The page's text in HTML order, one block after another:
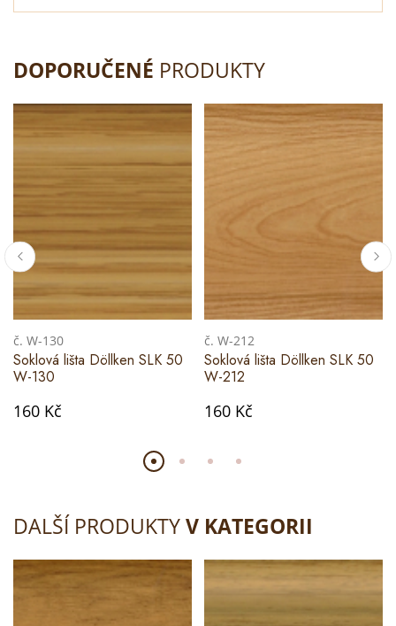
DOPORUČENÉ PRODUKTY
č. W-130
Soklová lišta Döllken SLK 50
W-130
160 Kč
č. W-212
Soklová lišta Döllken SLK 50
W-212
160 Kč
DALŠÍ PRODUKTYV KATEGORII